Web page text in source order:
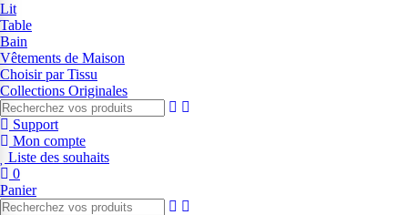
Lit
Table
Bain
Vêtements de Maison
Choisir par Tissu
Collections Originales
Support
Mon compte
Liste des souhaits
0
Panier